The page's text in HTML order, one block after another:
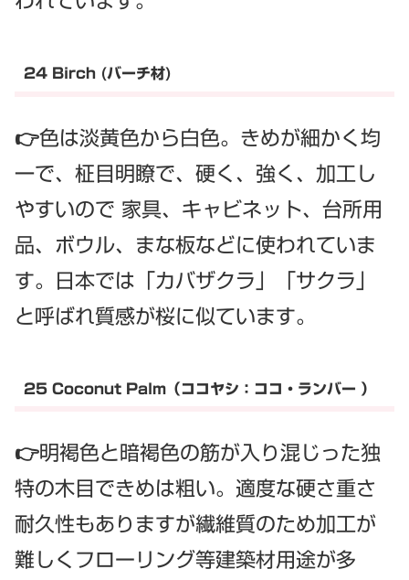
24 Birch (バーチ材)
👉色は淡黄色から白色。きめが細かく均
一で、柾目明瞭で、硬く、強く、加工し
やすいので 家具、キャビネット、台所用
品、ボウル、まな板などに使われていま
す。日本では「カバザクラ」「サクラ」
と呼ばれ質感が桜に似ています。
25 Coconut Palm（ココヤシ：ココ・ランバー ）
👉明褐色と暗褐色の筋が入り混じった独
特の木目できめは粗い。適度な硬さ重さ
耐久性もありますが繊維質のため加工が
難しくフローリング等建築材用途が多